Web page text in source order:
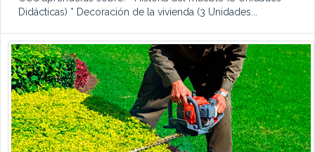
Didácticas) * Decoración de la vivienda (3 Unidades...